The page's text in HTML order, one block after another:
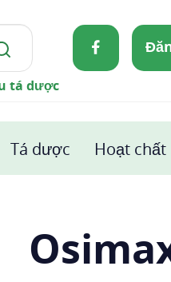
tá dược
Tá dược Hoạt chất